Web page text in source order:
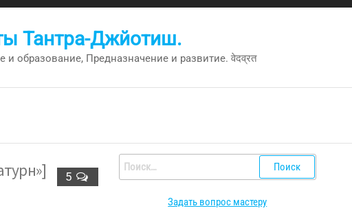
Тантра-Джйотиш.
образование, Предназначение и развитие. वेदव्रत
5
Найти:
Задать вопрос мастеру